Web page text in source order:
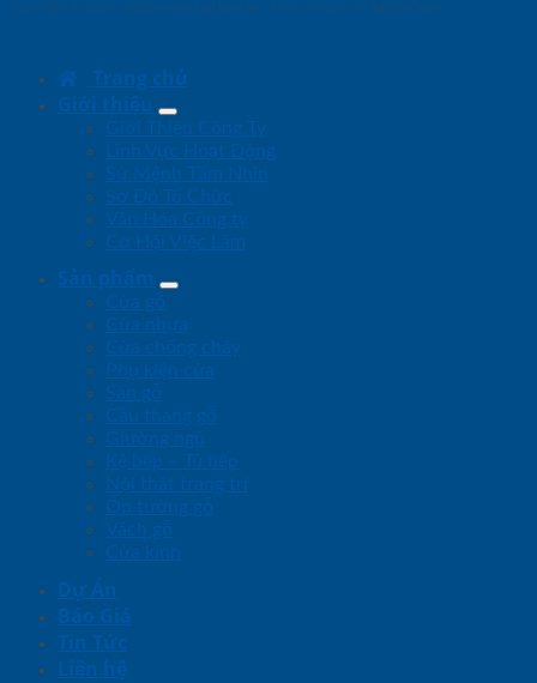
Trang chủ
Giới thiệu
Giới Thiệu Công Ty
Lĩnh Vực Hoạt Động
Sứ Mệnh Tầm Nhìn
Sơ Đồ Tổ Chức
Văn Hóa Công ty
Cơ Hội Việc Làm
Sản phẩm
Cửa gỗ
Cửa nhựa
Cửa chống cháy
Phụ kiện cửa
Sàn gỗ
Cầu thang gỗ
Giường ngủ
Kệ bếp – Tủ bếp
Nội thất trang trí
Ốp tường gỗ
Vách gỗ
Cửa kính
Dự Án
Báo Giá
Tin Tức
Liên hệ